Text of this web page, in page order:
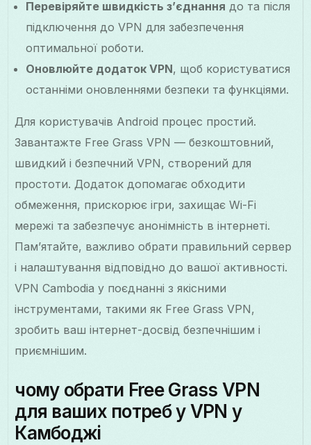
Перевіряйте швидкість з’єднання до та після
підключення до VPN для забезпечення
оптимальної роботи.
Оновлюйте додаток VPN, щоб користуватися
останніми оновленнями безпеки та функціями.
Для користувачів Android процес простий.
Завантажте Free Grass VPN — безкоштовний,
швидкий і безпечний VPN, створений для
простоти. Додаток допомагає обходити
обмеження, прискорює ігри, захищає Wi-Fi
мережі та забезпечує анонімність в інтернеті.
Пам’ятайте, важливо обрати правильний сервер
і налаштування відповідно до вашої активності.
VPN Cambodia у поєднанні з якісними
інструментами, такими як Free Grass VPN,
зробить ваш інтернет-досвід безпечнішим і
приємнішим.
чому обрати Free Grass VPN
для ваших потреб у VPN у
Камбоджі